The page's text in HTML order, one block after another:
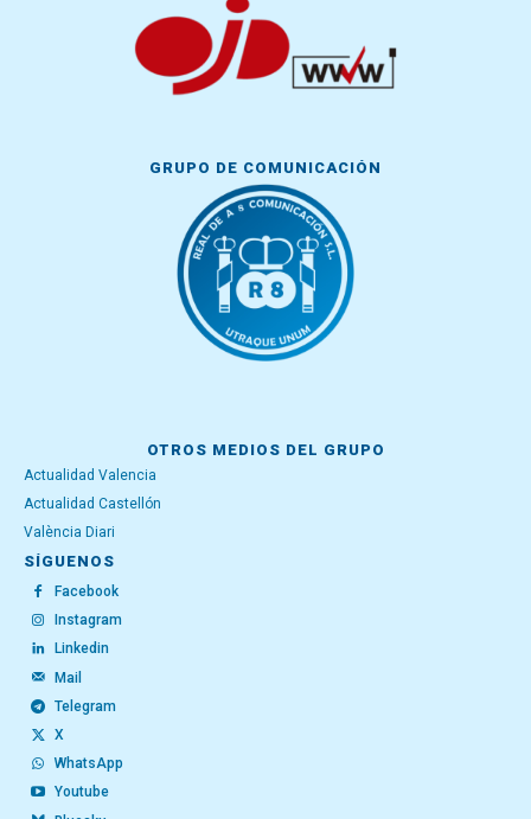
GRUPO DE COMUNICACIÓN
OTROS MEDIOS DEL GRUPO
Actualidad Valencia
Actualidad Castellón
València Diari
SÍGUENOS
Facebook
Instagram
Linkedin
Mail
Telegram
X
WhatsApp
Youtube